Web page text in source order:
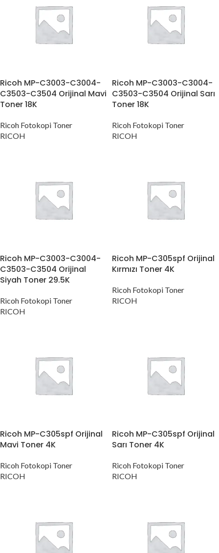
Ricoh MP-C3003-C3004-
C3503-C3504 Orijinal Mavi
Toner 18K
Ricoh Fotokopi Toner
RICOH
Ricoh MP-C3003-C3004-
C3503-C3504 Orijinal Sarı
Toner 18K
Ricoh Fotokopi Toner
RICOH
Ricoh MP-C3003-C3004-
C3503-C3504 Orijinal
Siyah Toner 29.5K
Ricoh Fotokopi Toner
RICOH
Ricoh MP-C305spf Orijinal
Kırmızı Toner 4K
Ricoh Fotokopi Toner
RICOH
Ricoh MP-C305spf Orijinal
Mavi Toner 4K
Ricoh Fotokopi Toner
RICOH
Ricoh MP-C305spf Orijinal
Sarı Toner 4K
Ricoh Fotokopi Toner
RICOH